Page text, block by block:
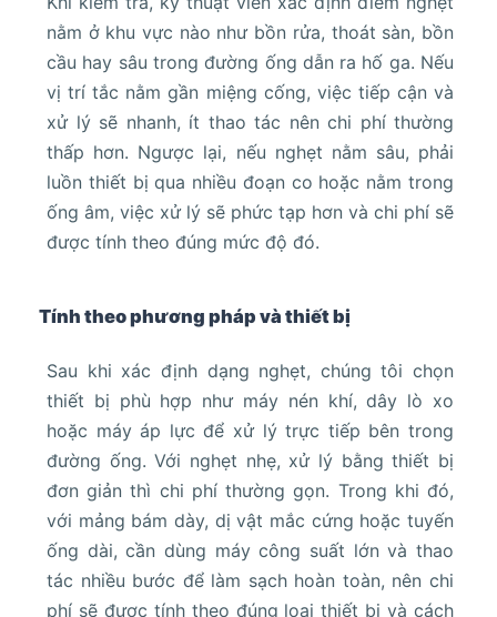
nằm ở khu vực nào như bồn rửa, thoát sàn, bồn
cầu hay sâu trong đường ống dẫn ra hố ga. Nếu
vị trí tắc nằm gần miệng cống, việc tiếp cận và
xử lý sẽ nhanh, ít thao tác nên chi phí thường
thấp hơn. Ngược lại, nếu nghẹt nằm sâu, phải
luồn thiết bị qua nhiều đoạn co hoặc nằm trong
ống âm, việc xử lý sẽ phức tạp hơn và chi phí sẽ
được tính theo đúng mức độ đó.
Tính theo phương pháp và thiết bị
Sau khi xác định dạng nghẹt, chúng tôi chọn
thiết bị phù hợp như máy nén khí, dây lò xo
hoặc máy áp lực để xử lý trực tiếp bên trong
đường ống. Với nghẹt nhẹ, xử lý bằng thiết bị
đơn giản thì chi phí thường gọn. Trong khi đó,
với mảng bám dày, dị vật mắc cứng hoặc tuyến
ống dài, cần dùng máy công suất lớn và thao
tác nhiều bước để làm sạch hoàn toàn, nên chi
phí sẽ được tính theo đúng loại thiết bị và cách